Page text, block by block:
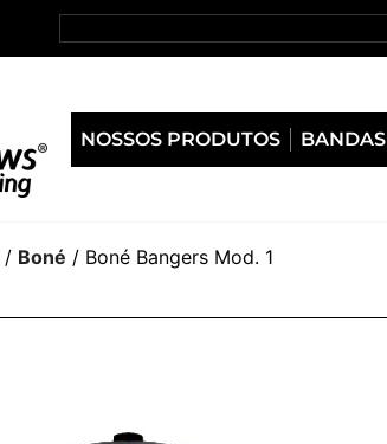
NOSSOS PRODUTOS BANDAS
/ Boné / Boné Bangers Mod. 1